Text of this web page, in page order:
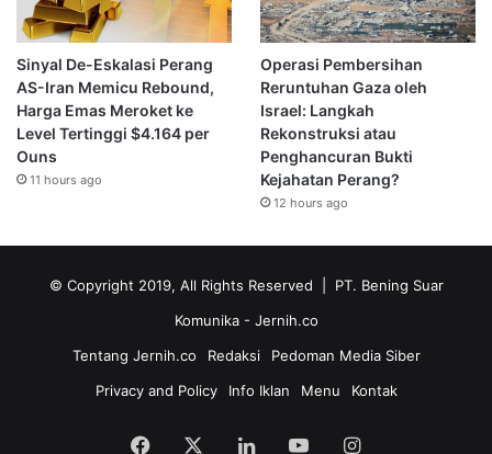
Sinyal De-Eskalasi Perang
AS-Iran Memicu Rebound,
Harga Emas Meroket ke
Level Tertinggi $4.164 per
Ouns
11 hours ago
Operasi Pembersihan
Reruntuhan Gaza oleh
Israel: Langkah
Rekonstruksi atau
Penghancuran Bukti
Kejahatan Perang?
12 hours ago
© Copyright 2019, All Rights Reserved | PT. Bening Suar
Komunika - Jernih.co
Tentang Jernih.co
Redaksi
Pedoman Media Siber
Privacy and Policy
Info Iklan Menu Kontak
Facebook LinkedInYouTubeInstagram